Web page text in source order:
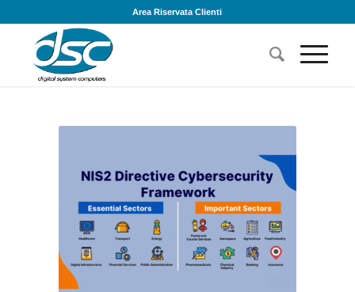
Area Riservata Clienti